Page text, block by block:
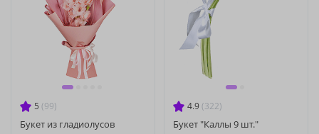
5 (99)
Букет из гладиолусов
4.9 (322)
Букет "Каллы 9 шт."